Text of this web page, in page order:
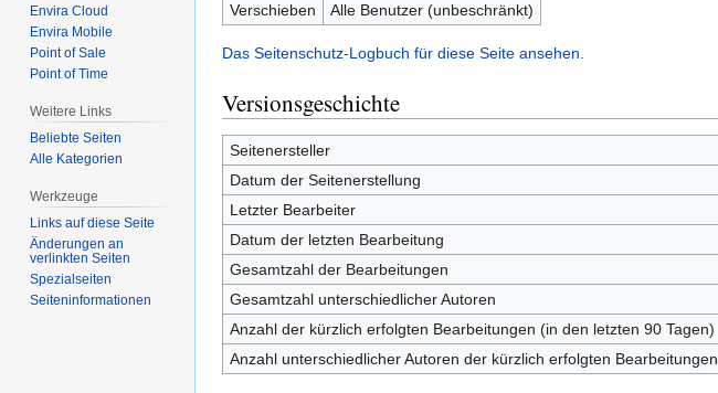
Verschieben
Alle Benutzer (unbeschränkt)
Das Seitenschutz-Logbuch für diese Seite ansehen.
Versionsgeschichte
Seitenersteller
Datum der Seitenerstellung
Letzter Bearbeiter
Datum der letzten Bearbeitung
Gesamtzahl der Bearbeitungen
Gesamtzahl unterschiedlicher Autoren
Anzahl der kürzlich erfolgten Bearbeitungen (in den letzten 90 Tagen)
Anzahl unterschiedlicher Autoren der kürzlich erfolgten Bearbeitungen
Envira Cloud
Envira Mobile
Point of Sale
Point of Time
Weitere Links
Beliebte Seiten
Alle Kategorien
Werkzeuge
Links auf diese Seite
Änderungen an
verlinkten Seiten
Spezialseiten
Seiten­­informationen